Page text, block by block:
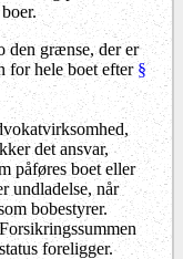
den grænse, der er
for hele boet efter§
det ansvar,
påføres boet eller
undladelse, når
bobestyrer.
foreligger.